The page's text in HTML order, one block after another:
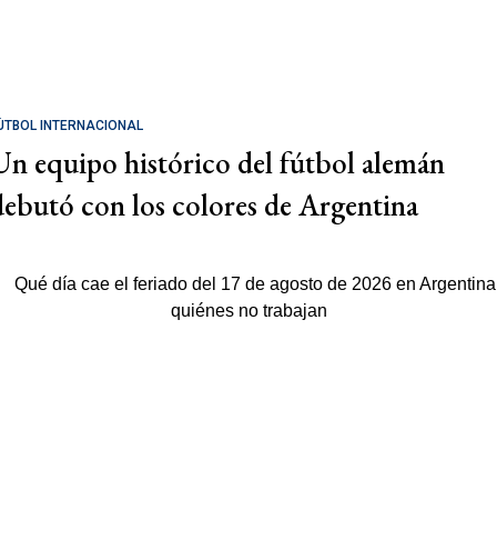
INTERNACIONAL
equipo histórico del fútbol alemán
con los colores de Argentina